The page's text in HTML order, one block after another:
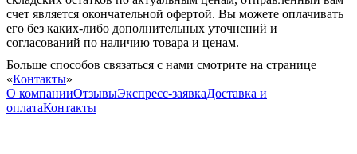
счет является окончательной офертой. Вы можете оплачивать
его без каких-либо дополнительных уточнений и
согласований по наличию товара и ценам.
Больше способов связаться с нами смотрите на странице
«Контакты»
О компанииОтзывыЭкспресс-заявкаДоставка и
оплатаКонтакты